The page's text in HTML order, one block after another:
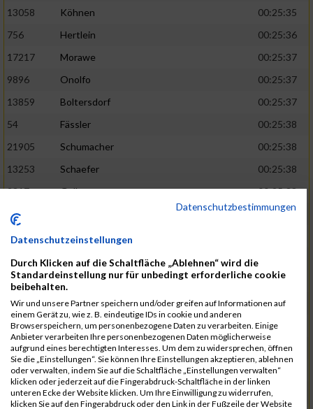
13058
Köhnen
00:25:35
756
Hertlein
00:25:36
17217
Morawe
00:25:37
9896
Onolfo
00:25:37
13859
Boltersdorf
00:25:37
54
Fässler
00:25:38
21905
Schumacher
00:25:38
13253
Schaefer
00:25:38
2317
Golbar
00:25:38
5561
00:25:38
12006
Laudien
9273
Nicotra
7717
Lades
00:25:38
15581
Adamczak
00:25:38
3162
Heilig
00:25:39
3107
Schork
00:25:40
5888
Regneri
00:25:41
8971
Bien 00:25:42
Datenschutzbestimmungen
Datenschutzeinstellungen
Durch Klicken auf die Schaltfläche „Ablehnen“ wird die
Standardeinstellung nur für unbedingt erforderliche cookie
beibehalten.
Wir und unsere Partner speichern und/oder greifen auf Informationen auf
einem Gerät zu, wie z. B. eindeutige IDs in cookie und anderen
Browserspeichern, um personenbezogene Daten zu verarbeiten. Einige
Anbieter verarbeiten Ihre personenbezogenen Daten möglicherweise
aufgrund eines berechtigten Interesses. Um dem zu widersprechen, öffnen
Sie die „Einstellungen“. Sie können Ihre Einstellungen akzeptieren, ablehnen
oder verwalten, indem Sie auf die Schaltfläche „Einstellungen verwalten“
klicken oder jederzeit auf die Fingerabdruck-Schaltfläche in der linken
unteren Ecke der Website klicken. Um Ihre Einwilligung zu widerrufen,
klicken Sie auf den Fingerabdruck oder den Link in der Fußzeile der Website